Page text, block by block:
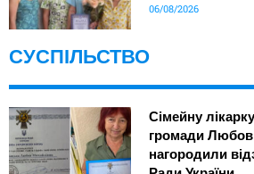
06/08/2026
СУСПІЛЬСТВО
Сімейну
громади
нагородили